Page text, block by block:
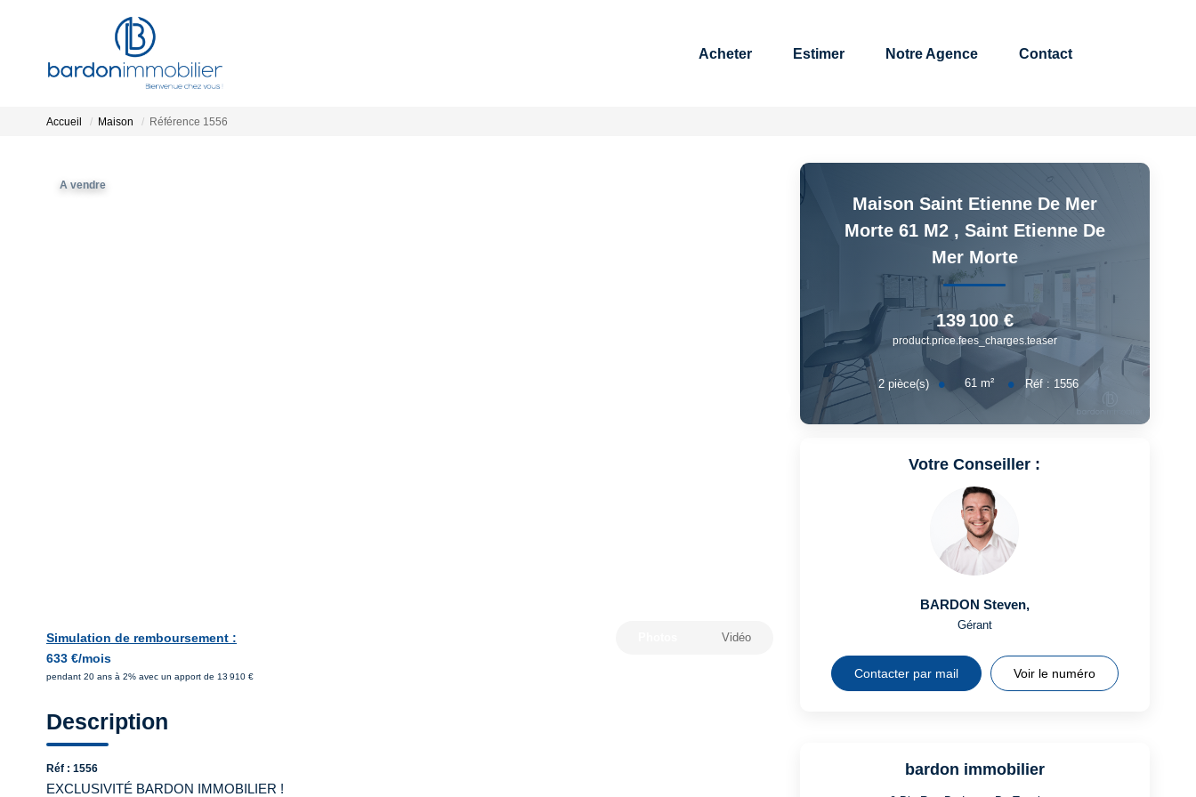
Acheter Estimer Notre Agence Contact
Accueil Maison Référence 1556
A vendre
Simulation de remboursement :
633 €/mois
pendant 20 ans à 2% avec un apport de 13 910 €
Vidéo
Description
Réf : 1556
EXCLUSIVITÉ BARDON IMMOBILIER !
Maison Saint Etienne De Mer
Morte 61 M2 , Saint Etienne De
Mer Morte
139 100 €
product.price.fees_charges.teaser
2 pièce(s) 61 m² Réf : 1556
bardon immobilier
Votre Conseiller :
BARDON Steven,
Gérant
Contacter par mail Voir le numéro